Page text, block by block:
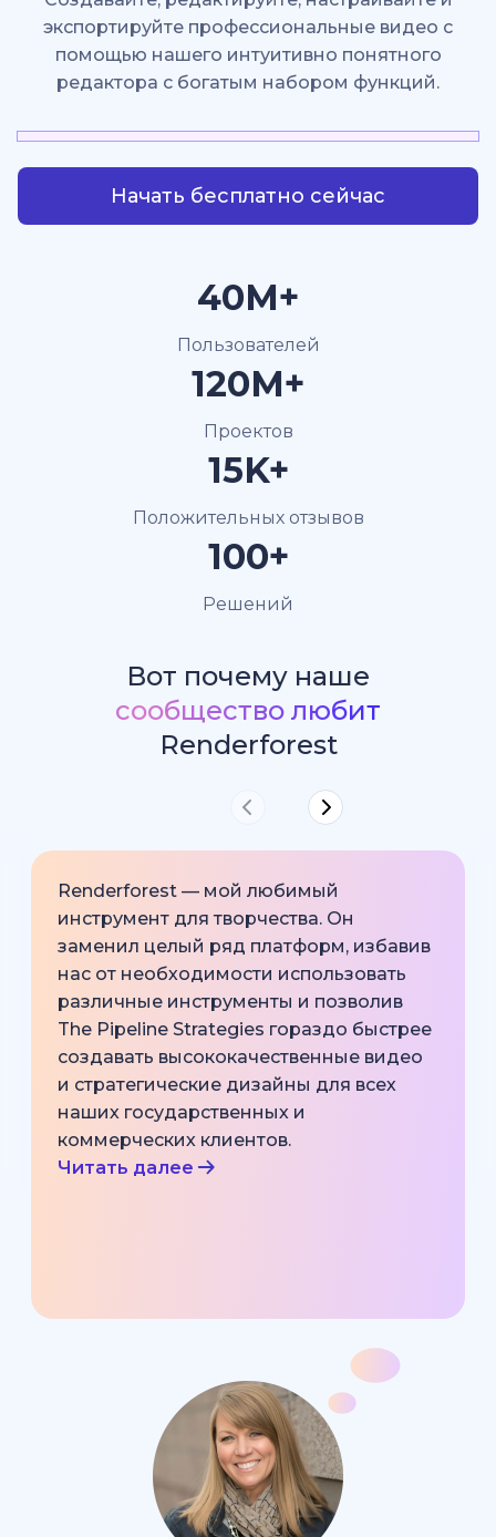
экспортируйте профессиональные видео с
помощью нашего интуитивно понятного
редактора с богатым набором функций.
Начать бесплатно сейчас
40M+
Пользователей
120M+
Проектов
15K+
Положительных отзывов
100+
Решений
Вот почему наше
сообщество любит
Renderforest
Renderforest — мой любимый
инструмент для творчества. Он
заменил целый ряд платформ, избавив
нас от необходимости использовать
различные инструменты и позволив
The Pipeline Strategies гораздо быстрее
создавать высококачественные видео
и стратегические дизайны для всех
наших государственных и
коммерческих клиентов.
Читать далее